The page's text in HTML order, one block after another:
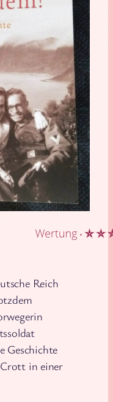
Reich
Geschichte
in einer